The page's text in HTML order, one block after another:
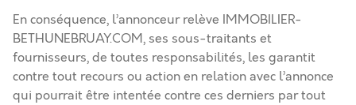
En conséquence, l’annonceur relève IMMOBILIER-
BETHUNEBRUAY.COM, ses sous-traitants et
fournisseurs, de toutes responsabilités, les garantit
contre tout recours ou action en relation avec l’annonce
qui pourrait être intentée contre ces derniers par tout